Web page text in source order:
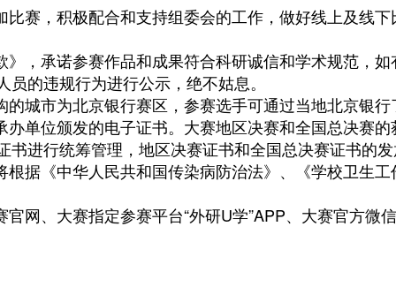
，积极配合和支持组委会的工作，做好线上及线下
承诺参赛作品和成果符合科研诚信和学术规范，如
的违规行为进行公示，绝不姑息。
市为北京银行赛区，参赛选手可通过当地北京银行
位颁发的电子证书。大赛地区决赛和全国总决赛的
进行统筹管理，地区决赛证书和全国总决赛证书的
《中华人民共和国传染病防治法》、《学校卫生工
、大赛指定参赛平台“外研U学”APP、大赛官方微